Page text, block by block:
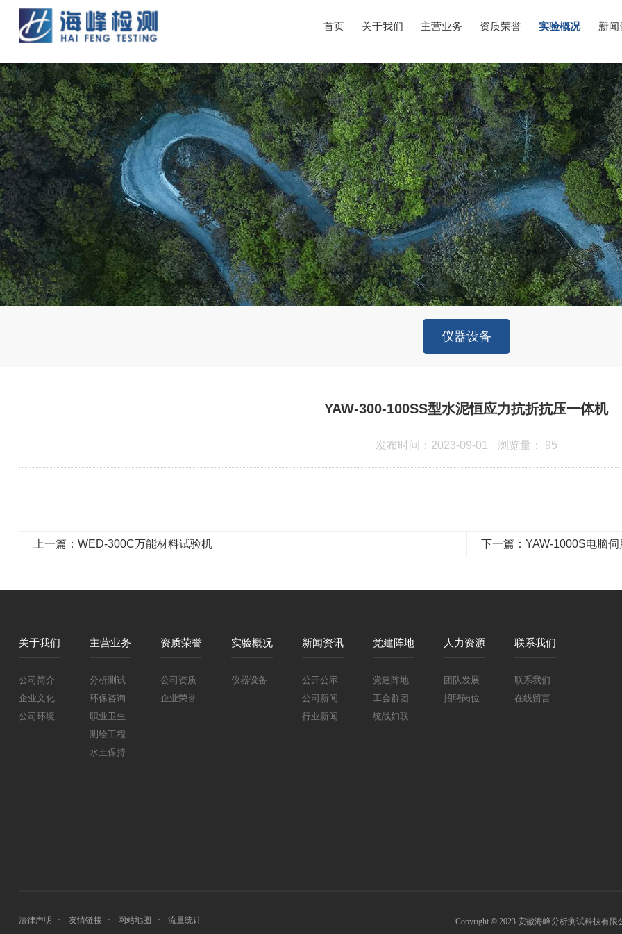
首页 关于我们 主营业务 资质荣誉 实验概况 新闻
仪器设备
YAW-300-100SS型水泥恒应力抗折抗压一体机
发布时间：2023-09-01 浏览量： 95
上一篇：WED-300C万能材料试验机 下一篇：YAW-1000S电脑
关于我们
公司简介
企业文化
公司环境
主营业务
分析测试
环保咨询
职业卫生
测绘工程
水土保持
资质荣誉
公司资质
企业荣誉
实验概况
仪器设备
新闻资讯
公开公示
公司新闻
行业新闻
党建阵地
党建阵地
工会群团
统战妇联
人力资源
团队发展
招聘岗位
联系我们
联系我们
在线留言
法律声明 友情链接 网站地图 流量统计 Copyright © 2023 安徽海峰分析测试科技有限